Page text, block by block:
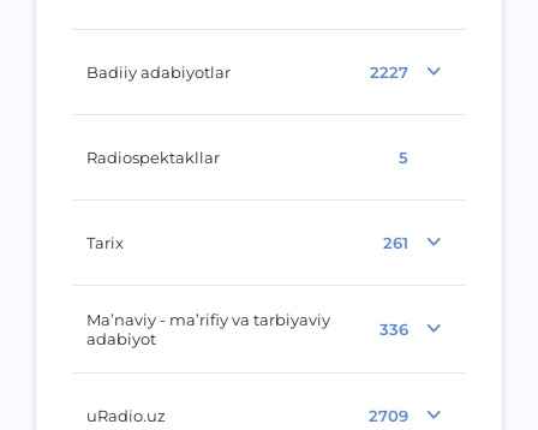
Badiiy adabiyotlar 2227
Radiospektakllar 5
Tarix 261
Ma’naviy - ma’rifiy va tarbiyaviy
adabiyot
336
uRadio.uz 2709